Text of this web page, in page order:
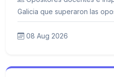
Galicia que superaron las
08 Aug 2026